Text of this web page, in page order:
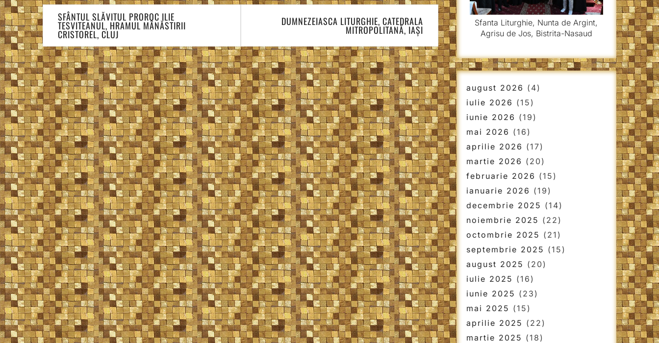
Navigare
în
articole
SFÂNTUL SLĂVITUL PROROC ILIE
TESVITEANUL, HRAMUL MÂNĂSTIRII
CRISTOREL, CLUJ
DUMNEZEIASCA LITURGHIE, CATEDRALA
MITROPOLITANĂ, IAȘI
Sfanta Liturghie, Nunta de Argint,
Agrisu de Jos, Bistrita-Nasaud
august 2026 (4)
iulie 2026 (15)
iunie 2026 (19)
mai 2026 (16)
aprilie 2026 (17)
martie 2026 (20)
februarie 2026 (15)
ianuarie 2026 (19)
decembrie 2025 (14)
noiembrie 2025 (22)
octombrie 2025 (21)
septembrie 2025 (15)
august 2025 (20)
iulie 2025 (16)
iunie 2025 (23)
mai 2025 (15)
aprilie 2025 (22)
martie 2025 (18)